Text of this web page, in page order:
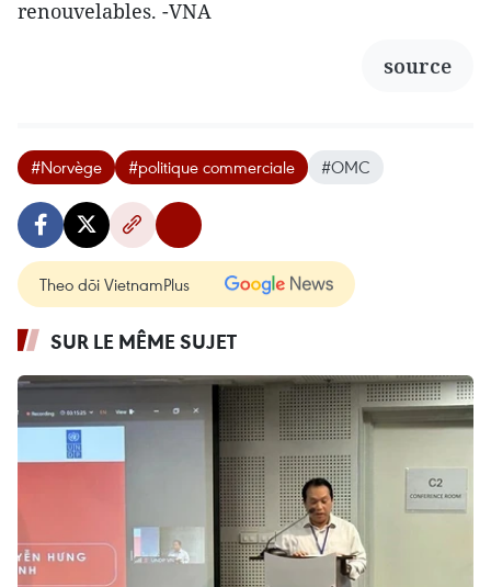
renouvelables. -VNA
source
#Norvège #politique commerciale #OMC
Theo dõi VietnamPlus
SUR LE MÊME SUJET